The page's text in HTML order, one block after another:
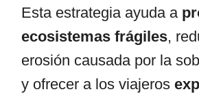
Esta estrategia ayuda a
ecosistemas frágiles,
erosión causada por la
y ofrecer a los viajeros